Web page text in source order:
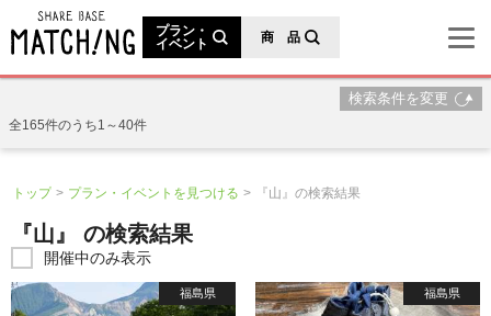
プラン・
イベント
商 品
検索条件を変更
全165件のうち1～40件
トップ プラン・イベントを見つける 『山』の検索結果
『山』 の検索結果
開催中のみ表示
福島県 福島県